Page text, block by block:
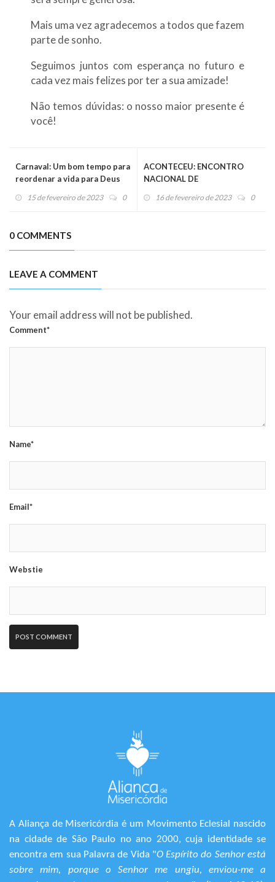
Mais uma vez agradecemos a todos que fazem
parte de sonho.
Seguimos juntos com esperança no futuro e
cada vez mais felizes por ter a sua amizade!
Não temos dúvidas: o nosso maior presente é
você!
Carnaval: Um bom tempo para
reordenar a vida para Deus
15 de fevereiro de 2023 0
ACONTECEU: ENCONTRO
NACIONAL DE
COMUNIDADE DE ALIANÇA
16 de fevereiro de 2023 0
0 COMMENTS
LEAVE A COMMENT
Your email address will not be published.
Comment*
Name*
Email*
Webstie
A Aliança de Misericórdia é um Movimento Eclesial nascido
na cidade de São Paulo no ano 2000, cuja identidade se
encontra em sua Palavra de Vida "O Espírito do Senhor está
sobre mim, porque o Senhor me ungiu, enviou-me a